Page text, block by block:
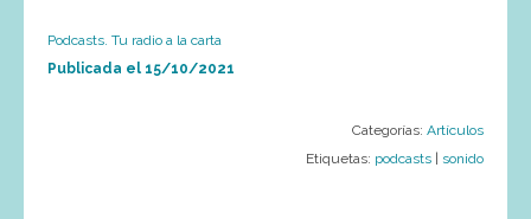
Podcasts. Tu radio a la carta
Publicada el 15/10/2021
Categorías: Artículos
Etiquetas: podcasts sonido